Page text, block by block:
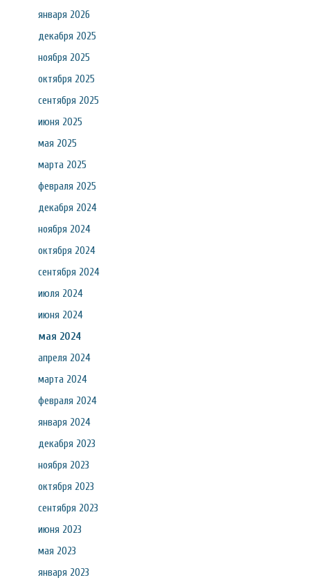
января 2026
декабря 2025
ноября 2025
октября 2025
сентября 2025
июня 2025
мая 2025
марта 2025
февраля 2025
декабря 2024
ноября 2024
октября 2024
сентября 2024
июля 2024
июня 2024
мая 2024
апреля 2024
марта 2024
февраля 2024
января 2024
декабря 2023
ноября 2023
октября 2023
сентября 2023
июня 2023
мая 2023
января 2023